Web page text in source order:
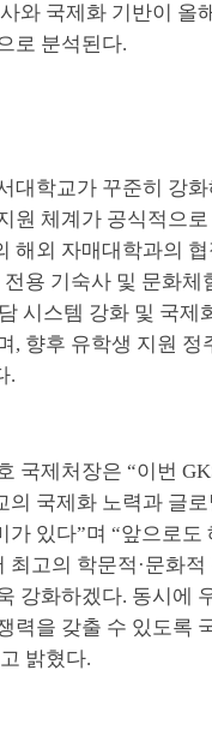
와 국제화 기반이 올
로 분석된다.
대학교가 꾸준히 강
원 체계가 공식적으
해외 자매대학과의
용 기숙사 및 문화체
시스템 강화 및 국제
, 향후 유학생 지원 정
.
국제처장은 “이번
의 국제화 노력과 글
가 있다”며 “앞으로도
최고의 학문적·문화적
강화하겠다. 동시에
력을 갖출 수 있도록
밝혔다.